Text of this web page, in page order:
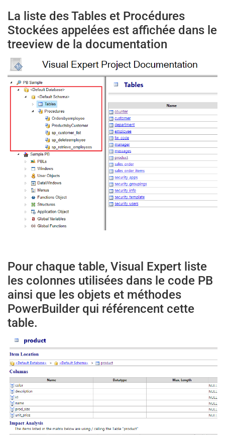
La liste des Tables et Procédures
Stockées appelées est affichée dans le
treeview de la documentation
Pour chaque table, Visual Expert liste
les colonnes utilisées dans le code PB
ainsi que les objets et méthodes
PowerBuilder qui référencent cette
table.